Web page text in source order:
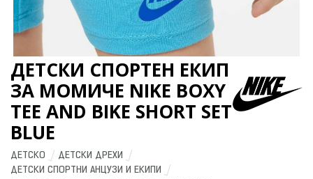
ДЕТСКИ СПОРТЕН ЕКИП
ЗА МОМИЧЕ NIKE BOXY
TEE AND BIKE SHORT SET
BLUE
ДЕТСКО
ДЕТСКИ ДРЕХИ
ДЕТСКИ СПОРТНИ АНЦУЗИ И ЕКИПИ